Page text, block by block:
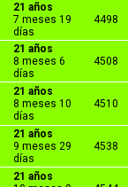
21 años
7 meses 19
días
4498
21 años
8 meses 6
días
4508
21 años
8 meses 10
días
4510
21 años
9 meses 29
días
4538
21 años